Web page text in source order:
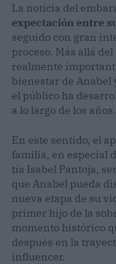
La noticia del
expectación entre
seguido con gran
proceso. Más allá
realmente
bienestar de Anabel
el público ha
a lo largo de los años.
En este sentido, el
familia, en especial
tía Isabel Pantoja,
que Anabel pueda
nueva etapa de su
primer hijo de la
momento histórico
después en la
influencer.